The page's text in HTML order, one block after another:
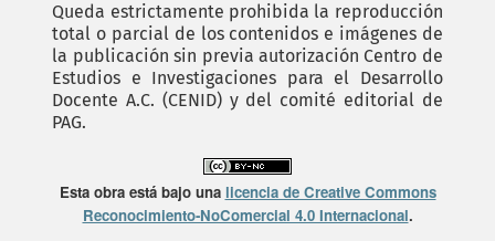
Queda estrictamente prohibida la reproducción
total o parcial de los contenidos e imágenes de
la publicación sin previa autorización Centro de
Estudios e Investigaciones para el Desarrollo
Docente A.C. (CENID) y del comité editorial de
PAG.
Esta obra está bajo una licencia de Creative Commons
Reconocimiento-NoComercial 4.0 Internacional.